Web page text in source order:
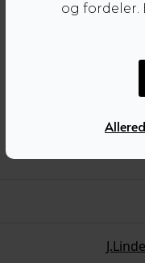
og fordeler.